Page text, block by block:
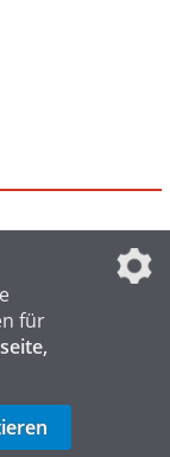
IMPRESSUM
für